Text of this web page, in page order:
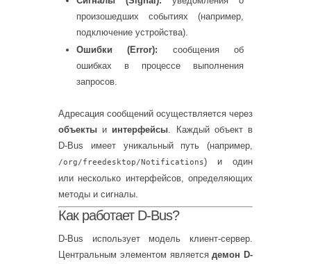
произошедших событиях (например,
подключение устройства).
Ошибки (Error): сообщения об
ошибках в процессе выполнения
запросов.
Адресация сообщений осуществляется через
объекты и интерфейсы . Каждый объект в
D-Bus имеет уникальный путь (например,
/org/freedesktop/Notifications) и один
или несколько интерфейсов, определяющих
методы и сигналы.
Как работает D-Bus?
D-Bus использует модель клиент-сервер.
Центральным элементом являетсядемон D-